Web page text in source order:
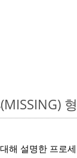
해 설명한 프로